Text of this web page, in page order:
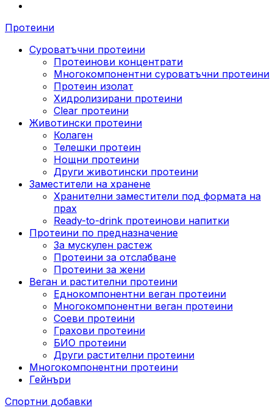
Протеини
Суроватъчни протеини
Протеинови концентрати
Многокомпонентни суроватъчни протеини
Протеин изолат
Хидролизирани протеини
Clear протеини
Животински протеини
Колаген
Телешки протеин
Нощни протеини
Други животински протеини
Заместители на хранене
Хранителни заместители под формата на
прах
Ready-to-drink протеинови напитки
Протеини по предназначение
За мускулен растеж
Протеини за отслабване
Протеини за жени
Веган и растителни протеини
Еднокомпонентни веган протеини
Многокомпонентни веган протеини
Соеви протеини
Грахови протеини
БИО протеини
Други растителни протеини
Многокомпонентни протеини
Гейнъри
Спортни добавки